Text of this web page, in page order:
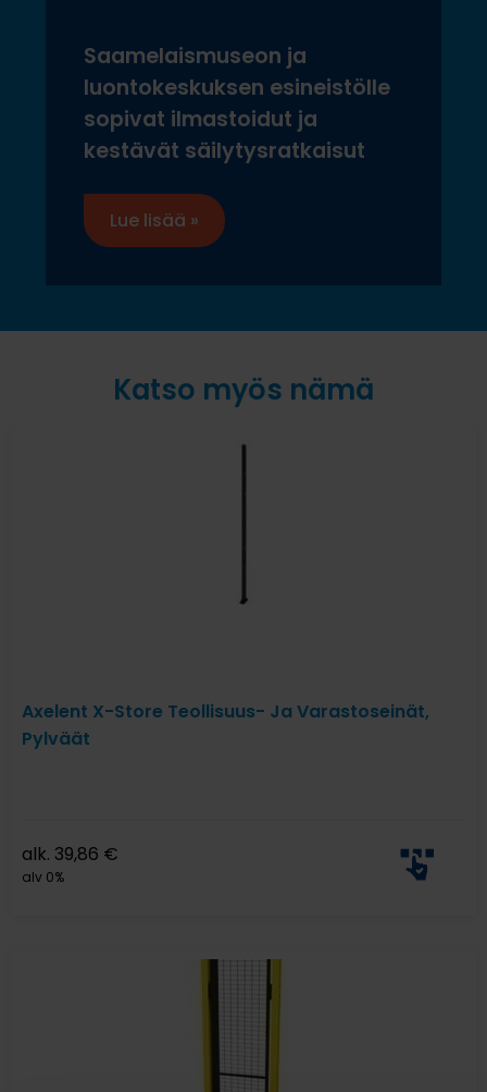
Saamelaismuseon ja
luontokeskuksen esineistölle
sopivat ilmastoidut ja
kestävät säilytysratkaisut
Lue lisää »
Katso myös nämä
Axelent X-Store Teollisuus- Ja Varastoseinät,
Pylväät
alk. 39,86 €
alv 0%